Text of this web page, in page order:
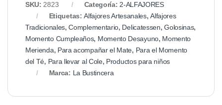
SKU:2823 Categoría:2-ALFAJORES
Etiquetas:Alfajores Artesanales,Alfajores
Tradicionales,Complementario, Delicatessen,Golosinas,
Momento Cumpleaños, Momento Desayuno, Momento
Merienda, Para acompañar el Mate, Para el Momento
del Té, Para llevar al Cole, Productos para niños
Marca: La Bustincera